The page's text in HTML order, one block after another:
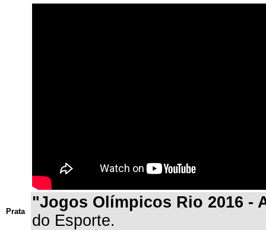
Prata
"Jogos Olímpicos Rio 2016 -
do Esporte.